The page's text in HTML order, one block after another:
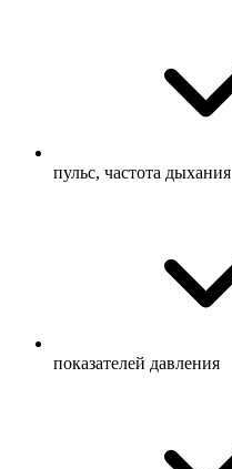
пульс, частота дыхания
показателей давления